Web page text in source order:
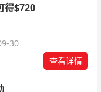
得$720
30
查看详情